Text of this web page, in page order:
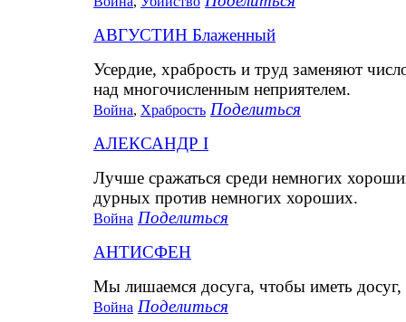
АВГУСТИН Блаженный
Усердие, храбрость и труд заменяют
над многочисленным неприятелем.
Война, Храбрость Поделиться
АЛЕКСАНДР I
Лучше сражаться среди немногих
дурных против немногих хороших.
Война Поделиться
АНТИСФЕН
Мы лишаемся досуга, чтобы иметь
Война Поделиться